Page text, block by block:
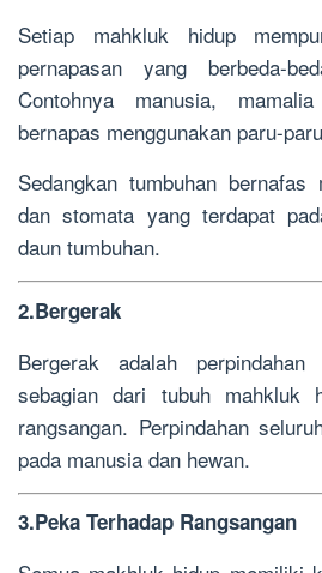
Setiap mahkluk hidup
pernapasan yang berbeda-
Contohnya manusia,
bernapas menggunakan paru-
Sedangkan tumbuhan bernafas
dan stomata yang terdapat
daun tumbuhan.
2.Bergerak
Bergerak adalah
sebagian dari tubuh mahkluk
rangsangan. Perpindahan
pada manusia dan hewan.
3.Peka Terhadap Rangsangan